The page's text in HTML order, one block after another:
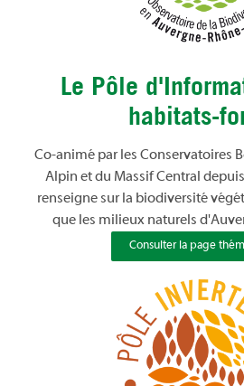
Le Pôle
habitats-
Co-animé par les Conservatoires
Alpin et du Massif Central
renseigne sur la biodiversité
que les milieux naturels
Consulter la page